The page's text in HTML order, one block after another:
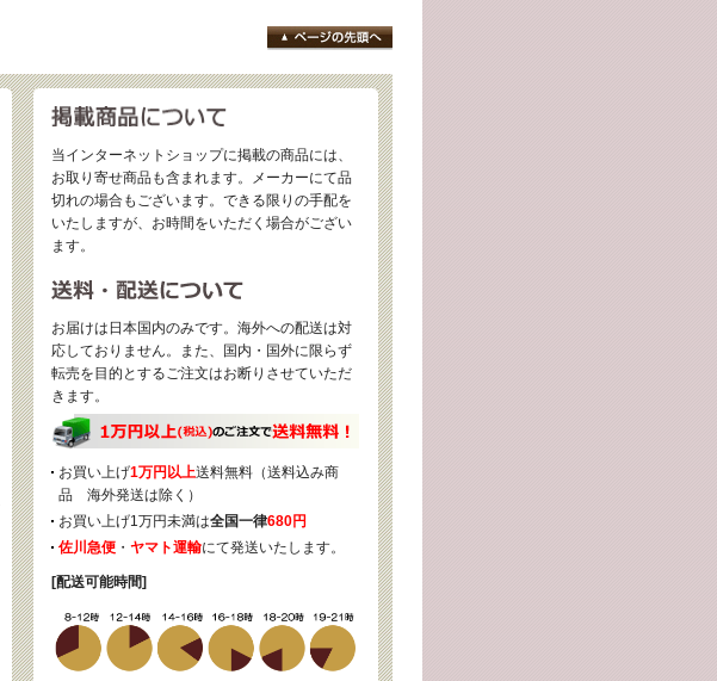
当インターネットショップに掲載の商品には、
お取り寄せ商品も含まれます。メーカーにて品
切れの場合もございます。できる限りの手配を
いたしますが、お時間をいただく場合がござい
ます。
お届けは日本国内のみです。海外への配送は対
応しておりません。また、国内・国外に限らず
転売を目的とするご注文はお断りさせていただ
きます。
お買い上げ1万円以上送料無料（送料込み商
品 海外発送は除く）
お買い上げ1万円未満は全国一律680円
佐川急便 ・ ヤマト運輸にて発送いたします。
[配送可能時間]